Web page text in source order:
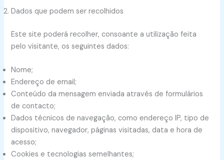
Dados que podem ser recolhidos
Este site poderá recolher, consoante a utilização feita
pelo visitante, os seguintes dados:
Nome;
Endereço de email;
Conteúdo da mensagem enviada através de formulários
de contacto;
Dados técnicos de navegação, como endereço IP, tipo de
dispositivo, navegador, páginas visitadas, data e hora de
acesso;
Cookies e tecnologias semelhantes;